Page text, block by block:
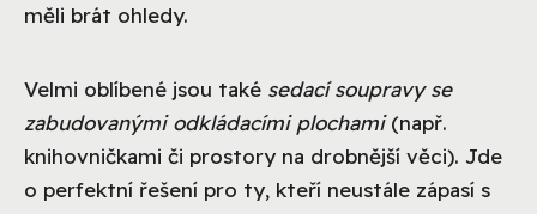
měli brát ohledy.
Velmi oblíbené jsou také sedací soupravy se
zabudovanými odkládacími plochami(např.
knihovničkami či prostory na drobnější věci). Jde
o perfektní řešení pro ty, kteří neustále zápasí s